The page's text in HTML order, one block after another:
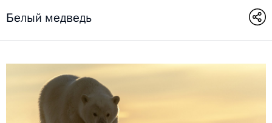
Белый медведь